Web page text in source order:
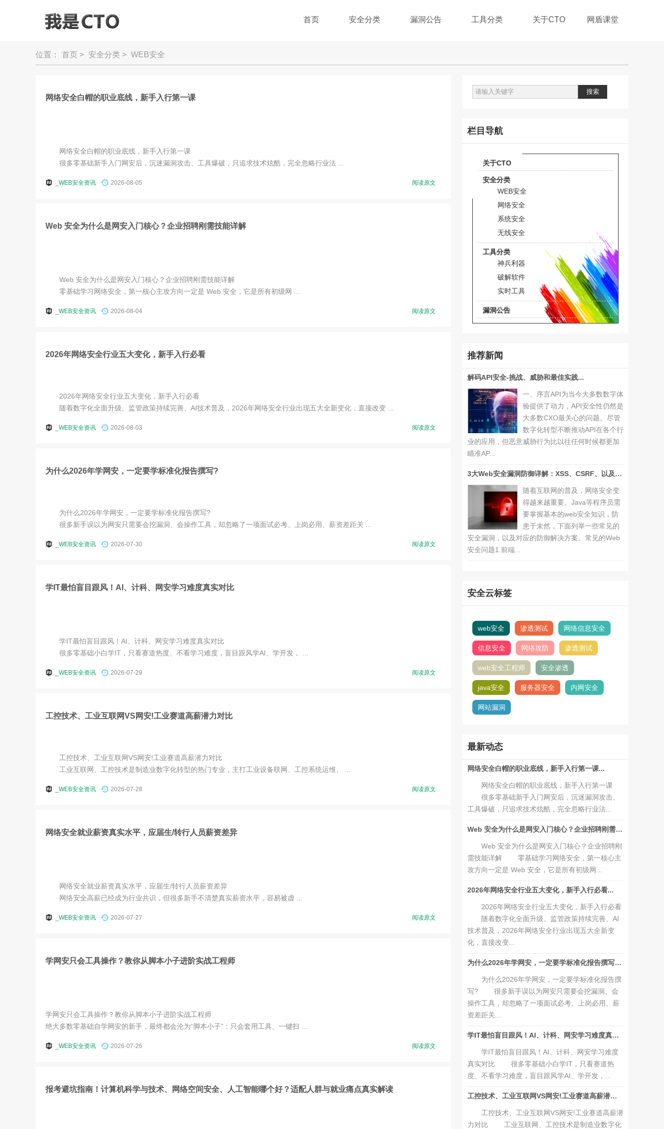
首页 安全分类 漏洞公告 工具分类 关于CTO 网盾课堂
位置： 首页 > 安全分类 > WEB安全
网络安全白帽的职业底线，新手入行第一课
网络安全白帽的职业底线，新手入行第一课
很多零基础新手入门网安后，沉迷漏洞攻击、工具爆破，只追求技术炫酷，完全忽略行业法 ...
_WEB安全资讯 2026-08-05 阅读原文
Web 安全为什么是网安入门核心？企业招聘刚需技能详解
Web 安全为什么是网安入门核心？企业招聘刚需技能详解
零基础学习网络安全，第一核心主攻方向一定是 Web 安全，它是所有初级网 ...
_WEB安全资讯 2026-08-04 阅读原文
2026年网络安全行业五大变化，新手入行必看
2026年网络安全行业五大变化，新手入行必看
随着数字化全面升级、监管政策持续完善、AI技术普及，2026年网络安全行业出现五大全新变化，直接改变 ...
_WEB安全资讯 2026-08-03 阅读原文
为什么2026年学网安，一定要学标准化报告撰写?
为什么2026年学网安，一定要学标准化报告撰写?
很多新手误以为网安只需要会挖漏洞、会操作工具，却忽略了一项面试必考、上岗必用、薪资差距关 ...
_WEB安全资讯 2026-07-30 阅读原文
学IT最怕盲目跟风！AI、计科、网安学习难度真实对比
学IT最怕盲目跟风！AI、计科、网安学习难度真实对比
很多零基础小白学IT，只看赛道热度、不看学习难度，盲目跟风学AI、学开发， ...
_WEB安全资讯 2026-07-29 阅读原文
工控技术、工业互联网VS网安!工业赛道高薪潜力对比
工控技术、工业互联网VS网安!工业赛道高薪潜力对比
工业互联网、工控技术是制造业数字化转型的热门专业，主打工业设备联网、工控系统运维、 ...
_WEB安全资讯 2026-07-28 阅读原文
网络安全就业薪资真实水平，应届生/转行人员薪资差异
网络安全就业薪资真实水平，应届生/转行人员薪资差异
网络安全高薪已经成为行业共识，但很多新手不清楚真实薪资水平，容易被虚 ...
_WEB安全资讯 2026-07-27 阅读原文
学网安只会工具操作？教你从脚本小子进阶实战工程师
学网安只会工具操作？教你从脚本小子进阶实战工程师
绝大多数零基础自学网安的新手，最终都会沦为“脚本小子”：只会套用工具、一键扫 ...
_WEB安全资讯 2026-07-26 阅读原文
报考避坑指南！计算机科学与技术、网络空间安全、人工智能哪个好？适配人群与就业痛点真实解读
栏目导航
关于CTO
安全分类
WEB安全
网络安全
系统安全
无线安全
工具分类
神兵利器
破解软件
实时工具
漏洞公告
推荐新闻
解码API安全-挑战、威胁和最佳实践...
一、序言API为当今大多数数字体
验提供了动力，API安全性仍然是
大多数CXO最关心的问题。尽管
数字化转型不断推动API在各个行
业的应用，但恶意威胁行为比以往任何时候都更加
瞄准AP...
3大Web安全漏洞防御详解：XSS、CSRF、以及SQL注入解决方案...
随着互联网的普及，网络安全变
得越来越重要。Java等程序员需
要掌握基本的web安全知识，防
患于未然，下面列举一些常见的
安全漏洞，以及对应的防御解决方案。常见的Web
安全问题1.前端...
安全云标签
web安全 渗透测试 网络信息安全
信息安全 网络攻防 渗透测试
web安全工程师 安全渗透
java安全 服务器安全 内网安全
网站漏洞
最新动态
网络安全白帽的职业底线，新手入行第一课...
网络安全白帽的职业底线，新手入行第一课
很多零基础新手入门网安后，沉迷漏洞攻击、
工具爆破，只追求技术炫酷，完全忽略行业法...
Web 安全为什么是网安入门核心？企业招聘刚需技能详解...
Web 安全为什么是网安入门核心？企业招聘刚
需技能详解 零基础学习网络安全，第一核心主
攻方向一定是 Web 安全，它是所有初级网...
2026年网络安全行业五大变化，新手入行必看...
2026年网络安全行业五大变化，新手入行必看
随着数字化全面升级、监管政策持续完善、AI
技术普及，2026年网络安全行业出现五大全新变
化，直接改变...
为什么2026年学网安，一定要学标准化报告撰写?...
为什么2026年学网安，一定要学标准化报告撰
写? 很多新手误以为网安只需要会挖漏洞、会
操作工具，却忽略了一项面试必考、上岗必用、薪
资差距关...
学IT最怕盲目跟风！AI、计科、网安学习难度真实对比...
学IT最怕盲目跟风！AI、计科、网安学习难度
真实对比 很多零基础小白学IT，只看赛道热
度、不看学习难度，盲目跟风学AI、学开发，...
工控技术、工业互联网VS网安!工业赛道高薪潜力对比...
工控技术、工业互联网VS网安!工业赛道高薪潜
力对比 工业互联网、工控技术是制造业数字化